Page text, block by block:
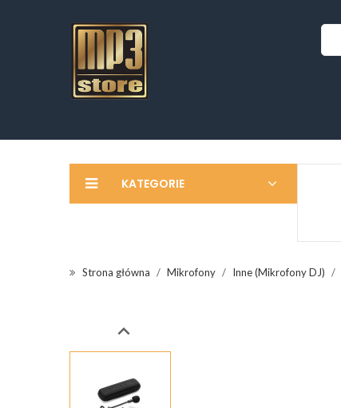
KATEGORIE
Strona główna Mikrofony Inne (Mikrofony DJ)
